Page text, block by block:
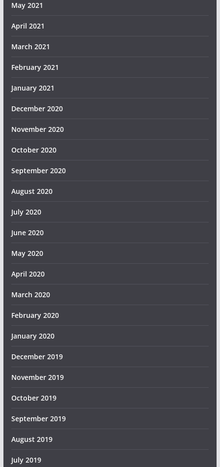
May 2021
April 2021
March 2021
February 2021
January 2021
December 2020
November 2020
October 2020
September 2020
August 2020
July 2020
June 2020
May 2020
April 2020
March 2020
February 2020
January 2020
December 2019
November 2019
October 2019
September 2019
August 2019
July 2019